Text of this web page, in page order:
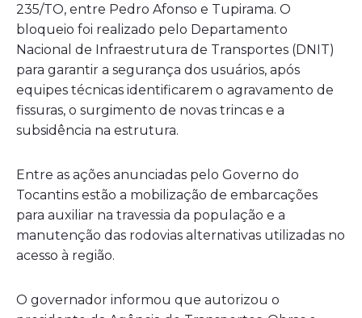
235/TO, entre Pedro Afonso e Tupirama. O
bloqueio foi realizado pelo Departamento
Nacional de Infraestrutura de Transportes (DNIT)
para garantir a segurança dos usuários, após
equipes técnicas identificarem o agravamento de
fissuras, o surgimento de novas trincas e a
subsidência na estrutura.
Entre as ações anunciadas pelo Governo do
Tocantins estão a mobilização de embarcações
para auxiliar na travessia da população e a
manutenção das rodovias alternativas utilizadas no
acesso à região.
O governador informou que autorizou o